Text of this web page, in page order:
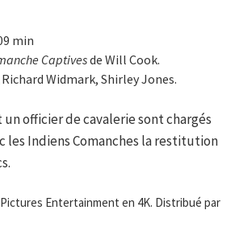
min
Captivesde Will Cook.
Widmark, Shirley Jones.
officier de cavalerie sont chargés
les Indiens Comanches la restitution
Entertainment en 4K. Distribué par